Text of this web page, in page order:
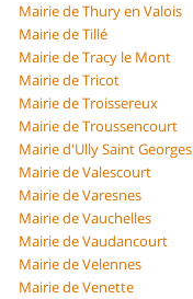
Mairie de Thury en Valois
Mairie de Tillé
Mairie de Tracy le Mont
Mairie de Tricot
Mairie de Troissereux
Mairie de Troussencourt
Mairie d'Ully Saint Georges
Mairie de Valescourt
Mairie de Varesnes
Mairie de Vauchelles
Mairie de Vaudancourt
Mairie de Velennes
Mairie de Venette